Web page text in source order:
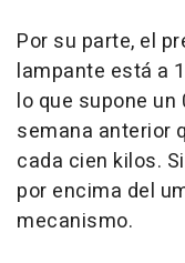
Por su parte, el
lampante está a
lo que supone
semana anterior
cada cien kilos.
por encima del
mecanismo.